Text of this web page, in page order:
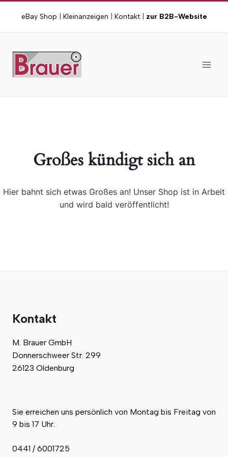
springen
eBay Shop Kleinanzeigen Kontakt| zur B2B-Website
Großes kündigt sich an
Hier bahnt sich etwas Großes an! Unser Shop ist in Arbeit
und wird bald veröffentlicht!
Kontakt
M. Brauer GmbH
Donnerschweer Str. 299
26123 Oldenburg
Sie erreichen uns persönlich von Montag bis Freitag von
9 bis 17 Uhr.
0441 / 6001725